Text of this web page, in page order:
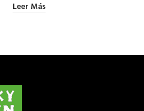
Leer Más